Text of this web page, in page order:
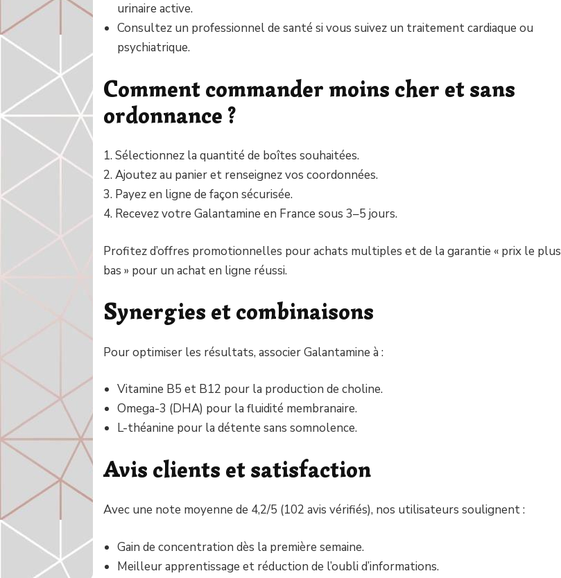
urinaire active.
Consultez un professionnel de santé si vous suivez un traitement cardiaque ou
psychiatrique.
Comment commander moins cher et sans
ordonnance ?
1. Sélectionnez la quantité de boîtes souhaitées.
2. Ajoutez au panier et renseignez vos coordonnées.
3. Payez en ligne de façon sécurisée.
4. Recevez votre Galantamine en France sous 3–5 jours.
Profitez d’offres promotionnelles pour achats multiples et de la garantie « prix le plus
bas » pour un achat en ligne réussi.
Synergies et combinaisons
Pour optimiser les résultats, associer Galantamine à :
Vitamine B5 et B12 pour la production de choline.
Omega-3 (DHA) pour la fluidité membranaire.
L-théanine pour la détente sans somnolence.
Avis clients et satisfaction
Avec une note moyenne de 4,2/5 (102 avis vérifiés), nos utilisateurs soulignent :
Gain de concentration dès la première semaine.
Meilleur apprentissage et réduction de l’oubli d’informations.